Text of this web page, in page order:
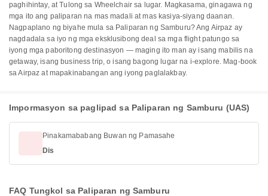
paghihintay, at Tulong sa Wheelchair sa lugar. Magkasama, ginagawa ng
mga ito ang paliparan na mas madali at mas kasiya-siyang daanan.
Nagpaplano ng biyahe mula sa Paliparan ng Samburu? Ang Airpaz ay
nagdadala sa iyo ng mga eksklusibong deal sa mga flight patungo sa
iyong mga paboritong destinasyon — maging ito man ay isang mabilis na
getaway, isang business trip, o isang bagong lugar na i-explore. Mag-book
sa Airpaz at mapakinabangan ang iyong paglalakbay.
Impormasyon sa paglipad sa Paliparan ng Samburu (UAS)
Pinakamababang Buwan ng Pamasahe
Dis
FAQ Tungkol sa Paliparan ng Samburu